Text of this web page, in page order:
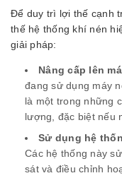
Để duy trì lợi thế cạnh
thế hệ thống khí nén
giải pháp:
Nâng cấp lên
đang sử dụng máy
là một trong những
lượng, đặc biệt nếu
Sử dụng hệ
Các hệ thống này
sát và điều chỉnh